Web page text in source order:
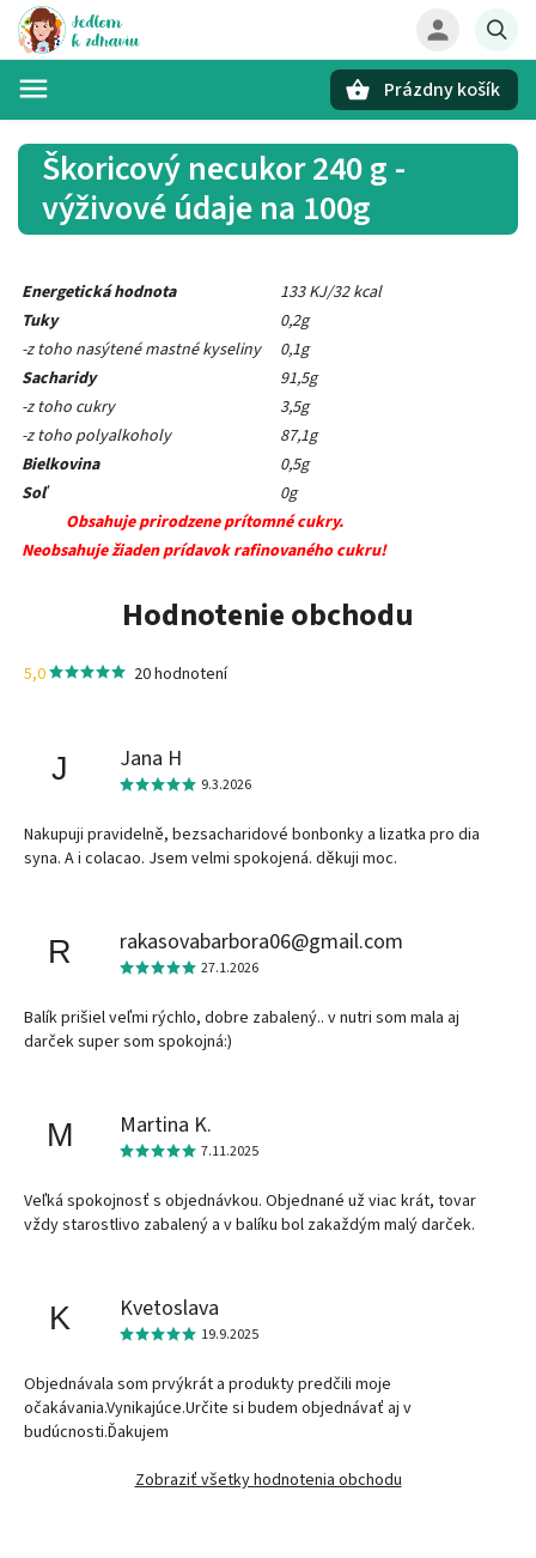
Prázdny košík
Škoricový necukor 240 g -
výživové údaje na 100g
Energetická hodnota
133 KJ/32 kcal
Tuky
0,2g
-z toho nasýtené mastné kyseliny
0,1g
Sacharidy
91,5g
-z toho cukry
3,5g
-z toho polyalkoholy
87,1g
Bielkovina
0,5g
Soľ
0g
Obsahuje prirodzene prítomné cukry.
Neobsahuje žiaden prídavok rafinovaného cukru!
Hodnotenie obchodu
5,0 20 hodnotení
J Jana H
9.3.2026
Nakupuji pravidelně, bezsacharidové bonbonky a lizatka pro dia
syna. A i colacao. Jsem velmi spokojená. děkuji moc.
R rakasovabarbora06@gmail.com
27.1.2026
Balík prišiel veľmi rýchlo, dobre zabalený.. v nutri som mala aj
darček super som spokojná:)
M Martina K.
7.11.2025
Veľká spokojnosť s objednávkou. Objednané už viac krát, tovar
vždy starostlivo zabalený a v balíku bol zakaždým malý darček.
K Kvetoslava
19.9.2025
Objednávala som prvýkrát a produkty predčili moje
očakávania.Vynikajúce.Určite si budem objednávať aj v
budúcnosti.Ďakujem
Zobraziť všetky hodnotenia obchodu